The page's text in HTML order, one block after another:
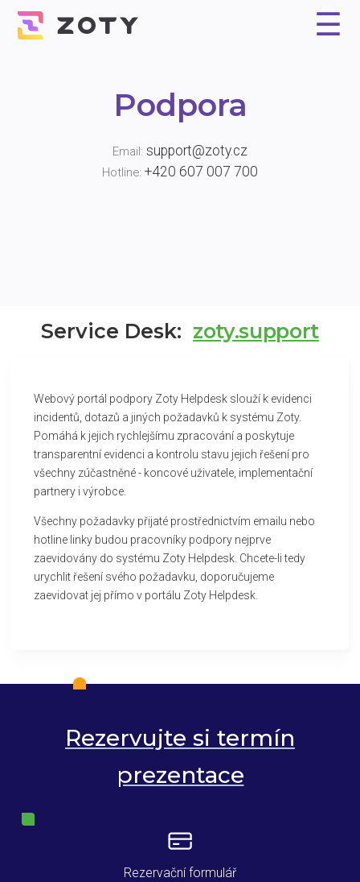
☰
Podpora
Email: support@zoty.cz
Hotline: +420 607 007 700
Service Desk: zoty.support
Webový portál podpory Zoty Helpdesk slouží k evidenci
incidentů, dotazů a jiných požadavků k systému Zoty.
Pomáhá k jejich rychlejšímu zpracování a poskytuje
transparentní evidenci a kontrolu stavu jejich řešení pro
všechny zúčastněné - koncové uživatele, implementační
partnery i výrobce.
Všechny požadavky přijaté prostřednictvím emailu nebo
hotline linky budou pracovníky podpory nejprve
zaevidovány do systému Zoty Helpdesk. Chcete-li tedy
urychlit řešení svého požadavku, doporučujeme
zaevidovat jej přímo v portálu Zoty Helpdesk.
Rezervujte si termín
prezentace
Rezervační formulář